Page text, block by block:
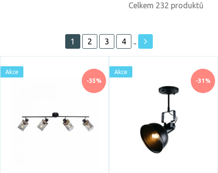
Skladem
ano
Celkem 232 produktů
1 2 3 4 ..
-35%
Akce
-31%
Akce